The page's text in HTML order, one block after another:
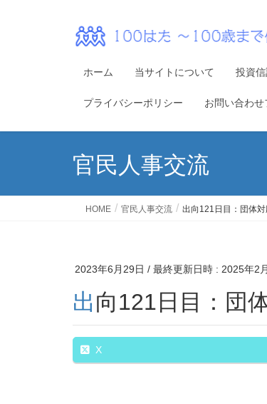
ホーム 当サイトについて 投資
プライバシーポリシー お問い合わせ
官民人事交流
HOME 官民人事交流 出向121日目：団体対
2023年6月29日 / 最終更新日時 : 2025年2
出向121日目：団
X